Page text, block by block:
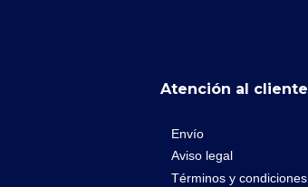
Atención al cliente
Envío
Aviso legal
Términos y condiciones